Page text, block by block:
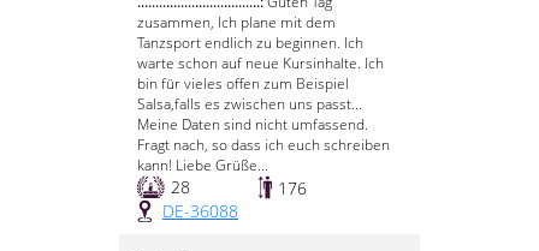
zusammen, Ich plane mit dem
Tanzsport endlich zu beginnen. Ich
warte schon auf neue Kursinhalte. Ich
bin für vieles offen zum Beispiel
Salsa,falls es zwischen uns passt...
Meine Daten sind nicht umfassend.
Fragt nach, so dass ich euch schreiben
kann! Liebe Grüße...
28
176
DE-36088